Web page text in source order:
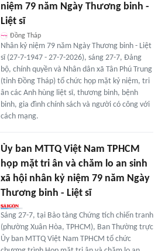
niệm 79 năm Ngày Thương binh -
Liệt sĩ
Đồng Tháp
Nhân kỷ niệm 79 năm Ngày Thương binh - Liệt
sĩ (27-7-1947 - 27-7-2026), sáng 27-7, Đảng
bộ, chính quyền và Nhân dân xã Tân Phú Trung
(tỉnh Đồng Tháp) tổ chức họp mặt kỷ niệm, tri
ân các Anh hùng liệt sĩ, thương binh, bệnh
binh, gia đình chính sách và người có công với
cách mạng.
Ủy ban MTTQ Việt Nam TPHCM
họp mặt tri ân và chăm lo an sinh
xã hội nhân kỷ niệm 79 năm Ngày
Thương binh - Liệt sĩ
Sáng 27-7, tại Bảo tàng Chứng tích chiến tranh
(phường Xuân Hòa, TPHCM), Ban Thường trực
Ủy ban MTTQ Việt Nam TPHCM tổ chức